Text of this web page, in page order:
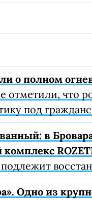
о полном
отметили, что
под
в
Одно из